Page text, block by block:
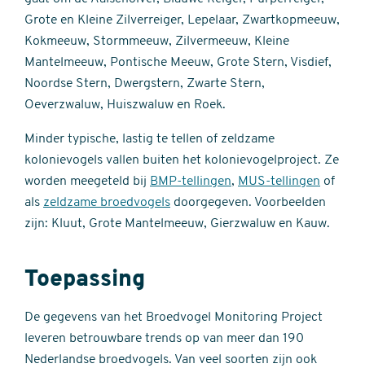
Grote en Kleine Zilverreiger, Lepelaar, Zwartkopmeeuw,
Kokmeeuw, Stormmeeuw, Zilvermeeuw, Kleine
Mantelmeeuw, Pontische Meeuw, Grote Stern, Visdief,
Noordse Stern, Dwergstern, Zwarte Stern,
Oeverzwaluw, Huiszwaluw en Roek.
Minder typische, lastig te tellen of zeldzame
kolonievogels vallen buiten het kolonievogelproject. Ze
worden meegeteld bij BMP-tellingen, MUS-tellingen of
als zeldzame broedvogels doorgegeven. Voorbeelden
zijn: Kluut, Grote Mantelmeeuw, Gierzwaluw en Kauw.
Toepassing
De gegevens van het Broedvogel Monitoring Project
leveren betrouwbare trends op van meer dan 190
Nederlandse broedvogels. Van veel soorten zijn ook